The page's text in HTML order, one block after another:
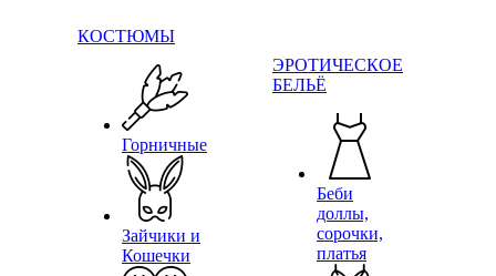
КОСТЮМЫ
Горничные
Зайчики и
Кошечки
ЭРОТИЧЕСКОЕ
БЕЛЬЁ
Беби
доллы,
сорочки,
платья